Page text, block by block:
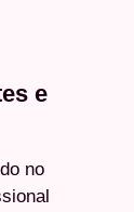
e
no